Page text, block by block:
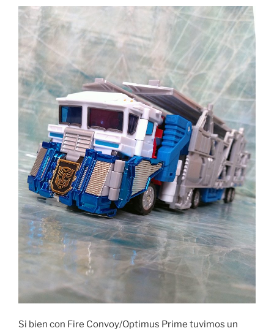
Si bien con Fire Convoy/Optimus Prime tuvimos un